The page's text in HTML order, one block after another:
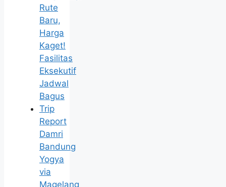
Rute
Baru,
Harga
Kaget!
Fasilitas
Eksekutif
Jadwal
Bagus
Trip
Report
Damri
Bandung
Yogya
via
Magelang